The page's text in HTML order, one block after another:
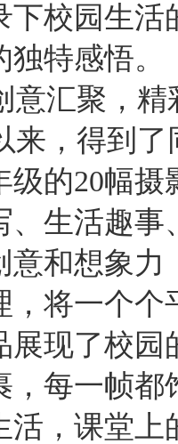
下校园生
特感悟。
意汇聚，精
来，得到
级的20幅
、生活趣
意和想象
，将一个
展现了校
，每一帧
活，课堂